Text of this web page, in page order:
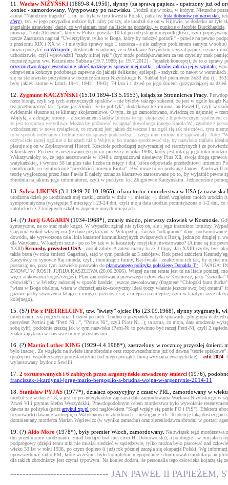
11. Wacław NIŻYŃSKI (1889-8.4.1950), słynny (za sprawą papieża - upatrzony już od
koniec - zamordowany. Wytypowany po nazwisku. Urodził się w roku, w którym Nietzsche
akurat "Narodziny tragedii"... m. in. była w tym kwestia Polski, patrz też lista doborów po nazwisku ,
afery), tzn. w jego przypadku rodzice byli niby polscy, ale urodził się on w Kijowie, w dodatku na tyle
specjalnie ustawionej dacie, co wyjaśniam tutaj na liście na początku, w punkcie o Jacobie Burckhardzie
mówiąc, "teatr Ateneum", który w Polsce powstał 10 lat po odzyskaniu niepodległości, czyli
rzecze Zaratustra napisał "Uwierzyłbym tylko w Boga, który by tańczyć potrafił" - prawie na pewno
z przełomu XIX i XX w. - i nie tylko sprawy tego 1 tancerza - a nie żadnym problemem samym w
można poczytać na Wikipedii , doskonale wiadomo, że o Wacławie Niżyńskim słyszał papież, cesarz i
uchodźstwie, czyli wprowadził "rządy silnej ręki" (być może podziękowaniem za ten czytelny znak
rocznicę zgonu ww. Kazimierza Sabbata (19.7.1989; ja: 19.7.2012) - "upadek koncepcji, że to o sprawy
orzecznictwo dające ewentualnie jakieś nadzieje w sprawie mej matki i planów zabicia jej w szpitalu;
odrętwienia kończyn podobnego zapewne do jakiejś delikatnej epilepsji - zadyszki to nawet w
się na stanowisko prezydenta w rocznicę śmierci Niżyńskiego K. Sabbat był premierem 3x33 dni (tj.
były jakieś istotne w latach 1941, 1942 i 1943). 74 lata i 1 dzień po jego śmierci (przypadającej na
12. Zygmunt KACZYŃSKI (15.10.1894-13.5.1953), ksiądz ze Stronnictwa Pracy.
rzecz biorąc, czyli wg tych ateistycznych spisków – nie byłoby takiego sukcesu, że jest w ogóle ksiądz
też przetłumaczyć tak: "jasne jak Słońce, że to polityk"; dodatkowo też imiona Jan Paweł II, czyli w
ewidentnie słuszne są te klimaty skojarzeniowe. O tym, że go zamordowano, świadczą co najmniej 4
Wojtyłą, a z drugiej strony – z zacieraniem śladów [można to np. skojarzyć z hipotetycznym spaleniem
że jest to sprawa wstydliwa. Można by próbować wciągnąć dowolnego innego Karola W., zgodnie z
wchodzeniem w nowe tysiąclecie, co również jest jakieś dziwaczne i na ogół się tak nie mówi, tym
to w sposób ordynarny i technicznie do sprawy podchodząc – czego inne imiona nie zapewniały. Toteż
oczywiście raczej ogólnie o księżach niż o Wojtyle, bo trudno spodziewać się, by nazwisko trafiało
plasuje się on w Zaplanowanej Historii Kościoła pochodzącej najwyraźniej od starożytnych i że
Sikorskiego. Po trzecie aresztowano go po raz pierwszy w roku 1948, który jest rotacją jego roku
Wskazywałoby to, że jego aresztowanie w 1948 r. zorganizował niesławny Pius XII, swoją drogą
watykańskiej, i wynosi 58 lat plus taka liczba miesięcy i dni, która odpowiada przededniowi imienion
narodzinach, co symbolizuje "przeddzień imienin Piotra". Być może to on podsunął Janowi Pawłowi
teorię wygłoszoną przez Jana Pawła II należy uznać za kłamstwo zastosowane po to, by wyjaśnić pewne
zbrodnia na jakimś jego informatorze, czyli w praktyce: ks. Zbigniewie Kaczyńskim. Jednocześnie
13. Sylvia LIKENS (3.1.1949-26.10.1965), ofiara tortur i morderstwa w USA (z nazwiska
urodzona dzień po urodzinach mej matki, zmarła w dniu +1 miesiąc +1 dzień względem moich
symptomatyczna (występuje 9 miesięcy i 23-24 dni, czyli moja data urodzin pomniejszona o 1-2 dni, co
katolickich z 2 kolejnych szkół w zupełnie innych miejscach.
14. (?) Jurij GAGARIN (1934-1968*), zmarły młodo, pierwszy człowiek w Kosmosie.
syntetyczne, na co stać mało kogo). W wypadku zginął nie tylko on, ale i jego instruktor lotniczy.
Gagarina wokół własnej osi (te dane przytaczam za Wikipedią - świeżo "odtajnione" dane,
dowodu, ale wytworzona cała linia katastrof komunikacyjnych związanych z Rosją, jedna po drugiej (i
dla Watykanu. W każdym razie - po co by tak w te katastrofy rosyjskie inwestowano? (A inne są już
XXIII) Kennedy, prezydent USA - został zabity. A zatem mamy tu aż 3 trupy. Jan XXIII czyżby był
także brata (w roku śmierci Gagarina), stąd w tym punkcie aż 5 zabójstw. Rok przed zabiciem
Kaczyńscy to synowie Raj-munda, czyli, tłumacząc z łaciny, Raj-świata - znaleziono ich tak, by
postacią; no, poza tym nazwisko pasowało do planowanego polityka polskiego Donalda T.). UWAGA:
ZNOWU W ROSJI: JURIJA KASZLEWA (20.06.2006). Więcej na ten temat jest tu na liście poniżej,
wręcz atakowania kogoś/czegoś). Plan zamordowania pierwszego człowieka w Kosmosie, jako
człowiek") i w Wiedzy radosnej w sposób bardziej jeszcze zawoalowany (fragment "Chłopski bunt
"wiara w Boga obalona, wiara w chrześcijańsko-ascetyczny ideał toczy właśnie jeszcze swój bój
gazowe jakby stworzenia latające i mogące przenosić się z miejsca na miejsce, czyli w każdym razie
kolejnego).
15. (S?) Pio z PIETRELCINY , tzw. "święty" ojciec Pio (23.09.1968), słynny stygmatyk,
urodzinami, zaś pogrzeb miał 1 dzień po nich. Trudno o przypadek w tych sprawach, gdy grupa w
prezydent Pertini (jak "Petri Ni...", "Petrus Ni", czyli Piotr Ni...); ta sama, co moja, data urodzenia
sobą cyfr), podobnie zresztą jak w tym nazwisku (Perti-Ni to powinno być raczej Petri-Ni, czyli 2
znaku zapytania w nawiasie tu nie przystawiam.
16. (?) Martin Luther KING (1929-4.4.1968*), zastrzelony w rocznicę przyszłej śmierci
było inaczej. Ze względu na świeże inne zbrodnie oraz rozpowszechnione już od dawna "teorie
(pra)ojciec współczesnego protestantyzmu (od niego początek biorą wyznania ewangelickie). edit 2024:
wylansowany Izydor z Sewilli.
17. 2 torturowanych i 6 zabitych przez argentyńskie szwadrony śmierci (1976),
franciszek-i-kardynal-jorge-mario-bergoglio-a-brudna-wojna-w-argentynie-2014-11
18. Stanisław PYJAS (1977*), działacz opozycyjny z czasów PRL, zamordowany w
urodził się w dacie 4.8, a jest to po amerykańsku zapisana data zamordowania Wacława Niżyńskiego
Paweł VI i prymas Stefan Wyszyńskki. Prawdopodobnym celem morderstwa było wywołanie
dawna na polityka (patrz artykuł xp.pl pod nagłówkiem "Skąd wzięły się partie PO i PiS"). Efektem
rozmowach) dawanie wolnej ręki Watykanowi w zbrodniach i nieściganie ich. Tendencję taką
domniemany morderca Marian Węclewicz (w wyniku zamachu) oraz zleceniodawca zbrodni w postaci
19. (?) Aldo Moro (1978*), były premier Włoch, zamordowany. Na związek tego morderstwa
dni przed moimi urodzinami, zmarł bodajże brat mej cioci H. Dobrowolski), a po drugie - w inicjałach
podprogowy (dzięki temu nikt nie musiał siedzieć w sąsiedztwie, tylko można było pracować nad
wieku 33 lat w roku 1938, po czym dopiero (i już) rok później zaczęła się okupacja Polski. Wg
upowszechniać radio FM, które wcześniej było kompletnie niepopularne i dominowała modulacja
dla takich zbrodniarzy jest czymś typowym. Na koniec dodam, że personalia tego człowieka kojarzą się
-------------------------------- JAN PAWEŁ II PAPIEŻEM,